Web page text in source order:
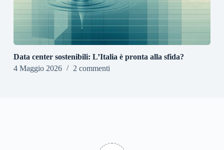
Data center sostenibili: L’Italia è pronta alla sfida?
4 Maggio 2026
2 commenti